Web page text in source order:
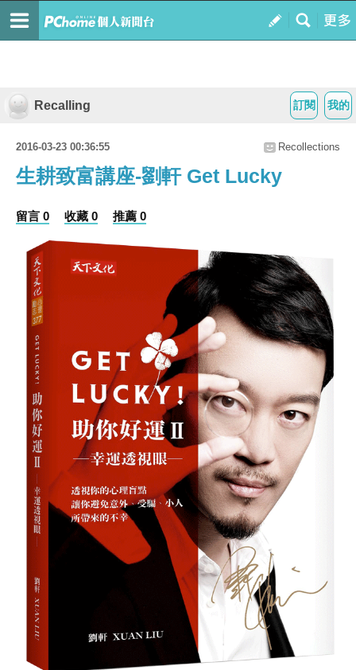
我的
訂閱
Recalling
2016-03-23 00:36:55 Recollections
生耕致富講座-劉軒 Get Lucky
留言 0 收藏 0 推薦 0